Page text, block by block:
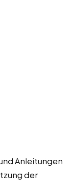
Anleitungen
der